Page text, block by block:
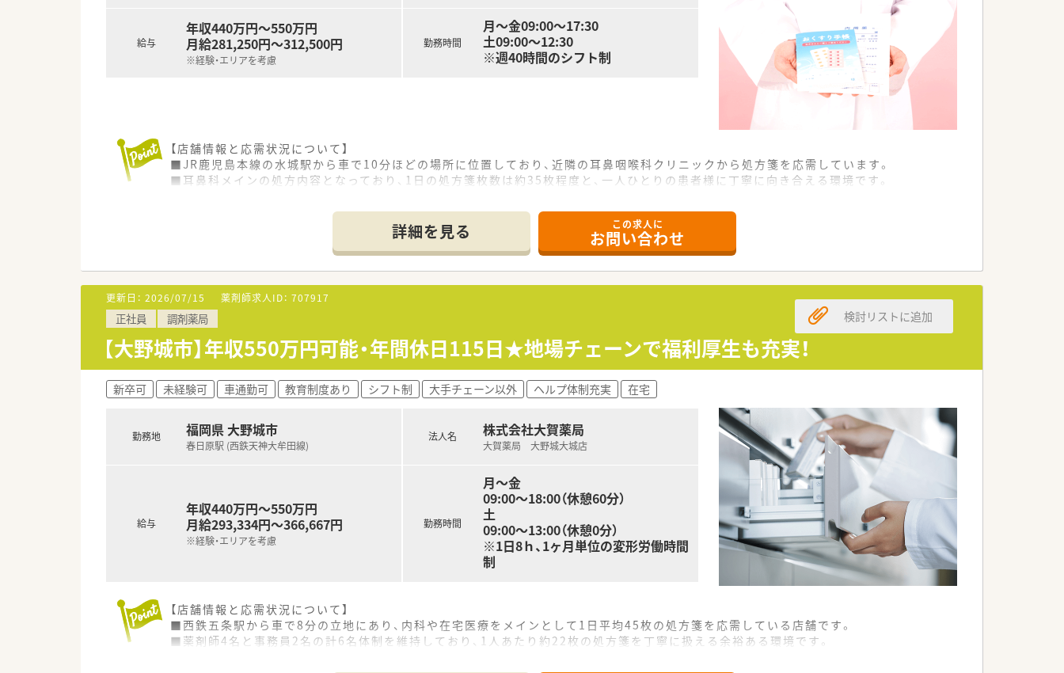
給与
年収440万円～550万円
月給281,250円～312,500円
※経験・エリアを考慮
勤務時間
月～金09:00～17:30
土09:00～12:30
※週40時間のシフト制
【店舗情報と応需状況について】
■JR鹿児島本線の水城駅から車で10分ほどの場所に位置しており、近隣の耳鼻咽喉科クリニックから処方箋を応需しています。
■耳鼻科メインの処方内容となっており、1日の処方箋枚数は約35枚程度と、一人ひとりの患者様に丁寧に向き合える環境です。
■今後の在宅業務の拡充や体制強化を見据えた増員募集であり、耳鼻科応需の経験がある方はもちろん、未経験の方も大歓迎です。
■フォローアップやトレーシングレポートの作成といった、質の高い対人業務に対して前向きに取り組める薬剤師を急募しています。
■地域に根ざした「かかりつけ」として、患者様とのコミュニケーションを大切にし、主体的に行動できる方が非常に向いています。
【法人特徴について】
■福岡県を中心に116店舗を展開する九州最大手の法人であり、安定した経営基盤のもとで多様なキャリアを築くことが可能です。
■全社員が残業ゼロで勤務することを目指しており、長時間労働が常態化しがちな医療業界において先進的な取り組みをしています。
■産休・育休の取得率は100％を誇り、常時多くの社員が制度を利用して復帰するなど、女性も男性も長く働ける環境があります。
【求人情報について】
■想定年収は440万円から550万円となっており、これまでのご経験やスキルを正当に評価した上で、納得の待遇を提示します。
■年間休日は115日の完全週休2日制が確保されており、プライベートの時間をしっかりと確保して心身ともにリフレッシュできます。
■最新の調剤機器や処方せん送信アプリを導入しており、薬剤師の対物業務を効率化して、対人業務に専念できる体制を整えています。
詳細を見る この求人に
お問い合わせ
更新日： 2026/07/15 薬剤師求人ID： 707917
正社員 調剤薬局
【大野城市】年収550万円可能・年間休日115日★地場チェーンで福利厚生も充実！
検討リストに追加
新卒可 未経験可 車通勤可 教育制度あり シフト制 大手チェーン以外 ヘルプ体制充実 在宅
勤務地 福岡県 大野城市
春日原駅 (西鉄天神大牟田線)
給与
年収440万円～550万円
月給293,334円～366,667円
※経験・エリアを考慮
法人名 株式会社大賀薬局
大賀薬局 大野城大城店
勤務時間
月～金
09:00～18:00（休憩60分）
土
09:00～13:00（休憩0分）
※1日8ｈ、1ヶ月単位の変形労働時間
制
【店舗情報と応需状況について】
■西鉄五条駅から車で8分の立地にあり、内科や在宅医療をメインとして1日平均45枚の処方箋を応需している店舗です。
■薬剤師4名と事務員2名の計6名体制を維持しており、1人あたり約22枚の処方箋を丁寧に扱える余裕ある環境です。